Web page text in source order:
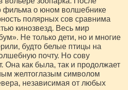
фильма о юном волшебнике
полярных сов сравнима
кинозвезд. Весь мир
Не только дети, но и многие
будто белые птицы на
почту. Но сову
Она как была, так и продолжает
желтоглазым символом
независимая от любых